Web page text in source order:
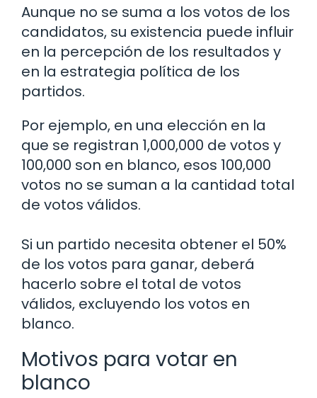
Aunque no se suma a los votos de los
candidatos, su existencia puede influir
en la percepción de los resultados y
en la estrategia política de los
partidos.
Por ejemplo, en una elección en la
que se registran 1,000,000 de votos y
100,000 son en blanco, esos 100,000
votos no se suman a la cantidad total
de votos válidos.
Si un partido necesita obtener el 50%
de los votos para ganar, deberá
hacerlo sobre el total de votos
válidos, excluyendo los votos en
blanco.
Motivos para votar en
blanco